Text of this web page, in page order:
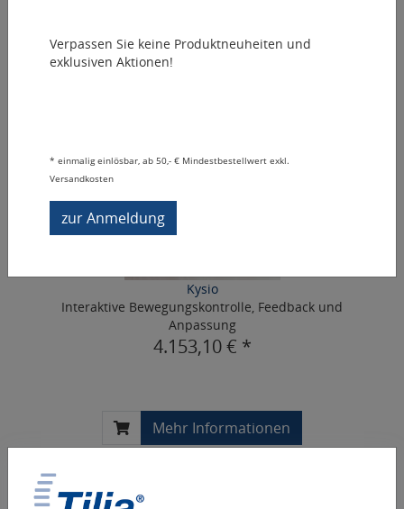
Verpassen Sie keine Produktneuheiten und
exklusiven Aktionen!
* einmalig einlösbar, ab 50,- € Mindestbestellwert exkl.
Versandkosten
zur Anmeldung
Kysio
Interaktive Bewegungskontrolle, Feedback und
Anpassung
4.153,10 € *
Mehr Informationen